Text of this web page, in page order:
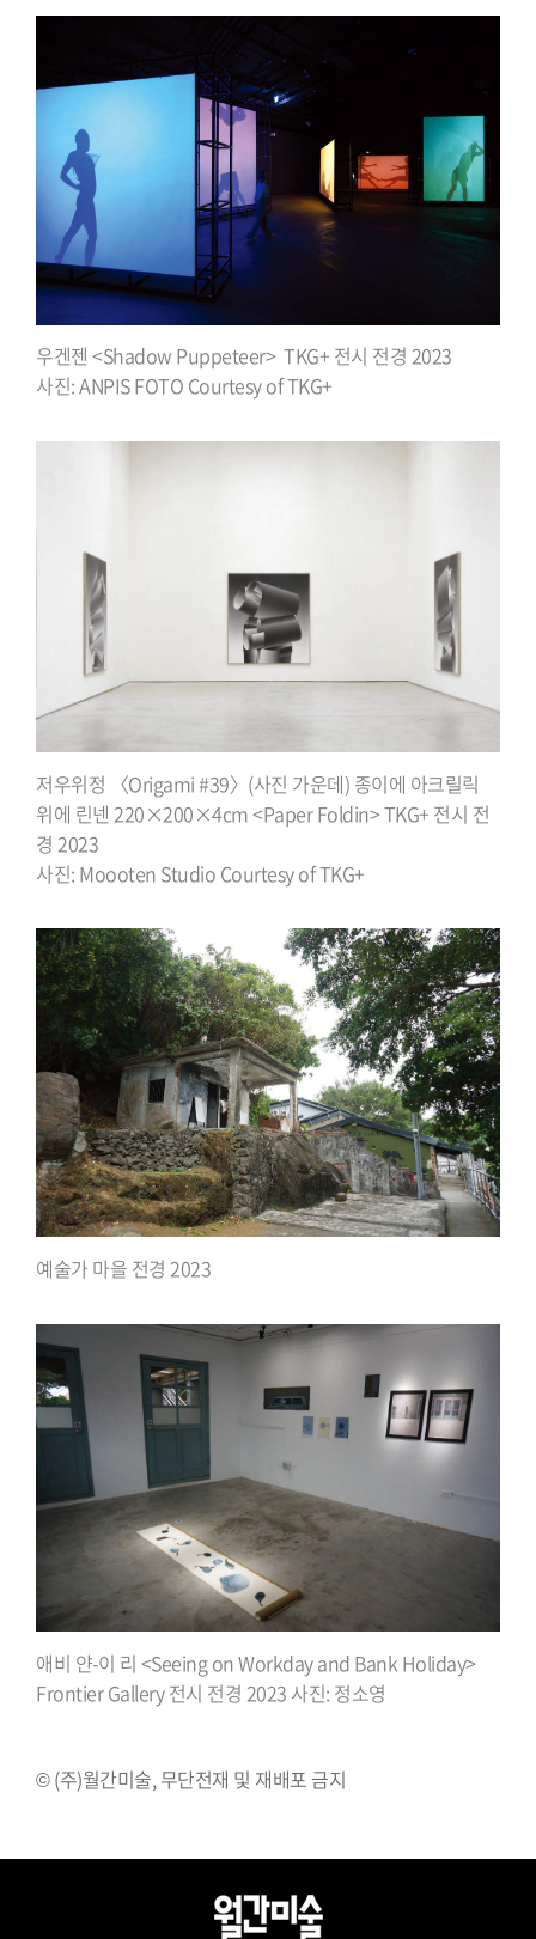
우겐젠 <Shadow Puppeteer> TKG+ 전시 전경 2023
사진: ANPIS FOTO Courtesy of TKG+
저우위정 〈Origami #39〉(사진 가운데) 종이에 아크릴릭
위에 린넨 220×200×4cm <Paper Foldin> TKG+ 전시 전
경 2023
사진: Moooten Studio Courtesy of TKG+
예술가 마을 전경 2023
애비 얀-이 리 <Seeing on Workday and Bank Holiday>
Frontier Gallery 전시 전경 2023 사진: 정소영
© (주)월간미술, 무단전재 및 재배포 금지